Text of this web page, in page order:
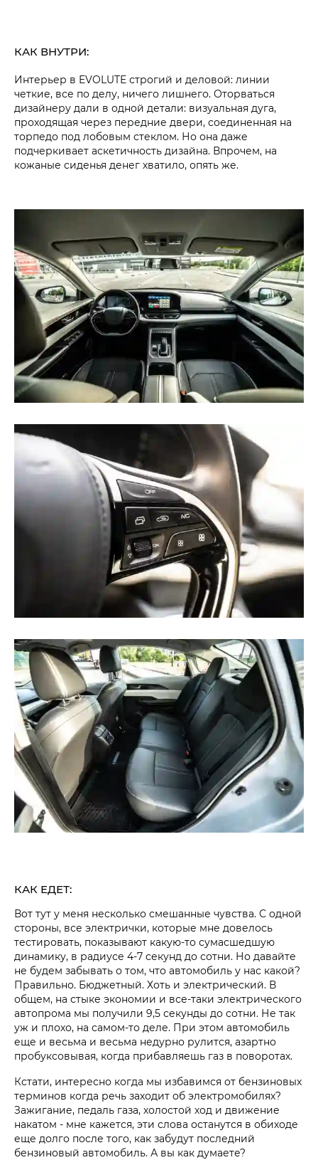
КАК ВНУТРИ:
Интерьер в EVOLUTE строгий и деловой: линии
четкие, все по делу, ничего лишнего. Оторваться
дизайнеру дали в одной детали: визуальная дуга,
проходящая через передние двери, соединенная на
торпедо под лобовым стеклом. Но она даже
подчеркивает аскетичность дизайна. Впрочем, на
кожаные сиденья денег хватило, опять же.
КАК ЕДЕТ:
Вот тут у меня несколько смешанные чувства. С одной
стороны, все электрички, которые мне довелось
тестировать, показывают какую-то сумасшедшую
динамику, в радиусе 4-7 секунд до сотни. Но давайте
не будем забывать о том, что автомобиль у нас какой?
Правильно. Бюджетный. Хоть и электрический. В
общем, на стыке экономии и все-таки электрического
автопрома мы получили 9,5 секунды до сотни. Не так
уж и плохо, на самом-то деле. При этом автомобиль
еще и весьма и весьма недурно рулится, азартно
пробуксовывая, когда прибавляешь газ в поворотах.
Кстати, интересно когда мы избавимся от бензиновых
терминов когда речь заходит об электромобилях?
Зажигание, педаль газа, холостой ход и движение
накатом - мне кажется, эти слова останутся в обиходе
еще долго после того, как забудут последний
бензиновый автомобиль. А вы как думаете?